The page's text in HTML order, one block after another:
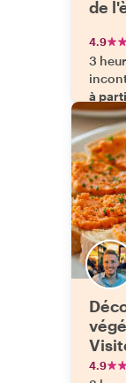
de
4.9
3
à
4.9